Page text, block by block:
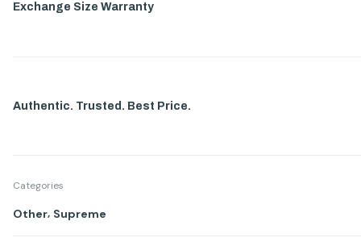
Exchange Size Warranty
Authentic. Trusted. Best Price.
Categories
Other, Supreme